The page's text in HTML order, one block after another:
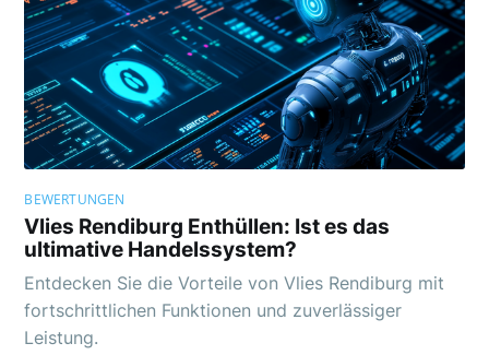
BEWERTUNGEN
Vlies Rendiburg Enthüllen: Ist es das
ultimative Handelssystem?
Entdecken Sie die Vorteile von Vlies Rendiburg mit
fortschrittlichen Funktionen und zuverlässiger
Leistung.